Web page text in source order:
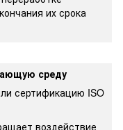
их срока
среду
сертификацию ISO
воздействие